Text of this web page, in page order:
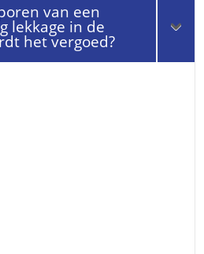
van een
lekkage in de
het vergoed?